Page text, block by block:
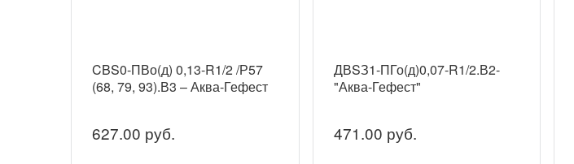
CBS0-ПВо(д) 0,13-R1/2 /Р57
(68, 79, 93).В3 – Аква-Гефест
627.00 руб.
ДВSЗ1-ПГо(д)0,07-R1/2.В2-
"Аква-Гефест"
471.00 руб.